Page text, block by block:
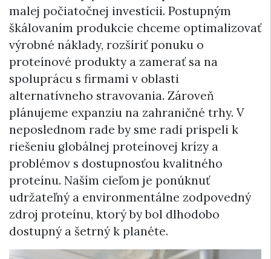
malej počiatočnej investícii. Postupným
škálovaním produkcie chceme optimalizovať
výrobné náklady, rozšíriť ponuku o
proteínové produkty a zamerať sa na
spoluprácu s firmami v oblasti
alternatívneho stravovania. Zároveň
plánujeme expanziu na zahraničné trhy. V
neposlednom rade by sme radi prispeli k
riešeniu globálnej proteínovej krízy a
problémov s dostupnosťou kvalitného
proteínu. Naším cieľom je ponúknuť
udržateľný a environmentálne zodpovedný
zdroj proteínu, ktorý by bol dlhodobo
dostupný a šetrný k planéte.